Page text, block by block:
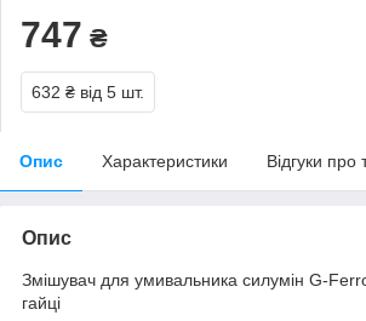
747 ₴
632 ₴ від 5 шт.
Опис Характеристики Відгуки про
Опис
Змішувач для умивальника силумін G-
гайці